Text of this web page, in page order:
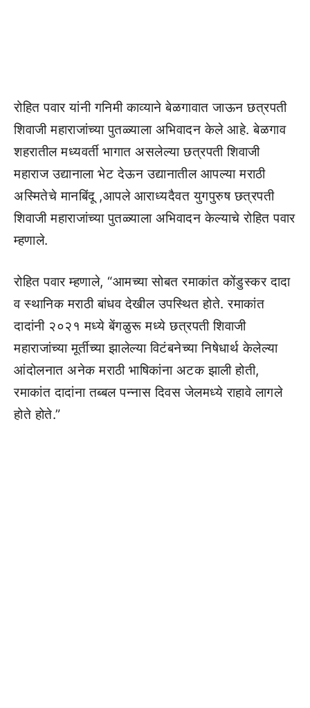
रोहित पवार यांनी गनिमी काव्याने बेळगावात जाऊन छत्रपती
शिवाजी महाराजांच्या पुतळ्याला अभिवादन केले आहे. बेळगाव
शहरातील मध्यवर्ती भागात असलेल्या छत्रपती शिवाजी
महाराज उद्यानाला भेट देऊन उद्यानातील आपल्या मराठी
अस्मितेचे मानबिंदू ,आपले आराध्यदैवत युगपुरुष छत्रपती
शिवाजी महाराजांच्या पुतळ्याला अभिवादन केल्याचे रोहित पवार
म्हणाले.
रोहित पवार म्हणाले, “आमच्या सोबत रमाकांत कोंडुस्कर दादा
व स्थानिक मराठी बांधव देखील उपस्थित होते. रमाकांत
दादांनी २०२१ मध्ये बेंगळुरू मध्ये छत्रपती शिवाजी
महाराजांच्या मूर्तीच्या झालेल्या विटंबनेच्या निषेधार्थ केलेल्या
आंदोलनात अनेक मराठी भाषिकांना अटक झाली होती,
रमाकांत दादांना तब्बल पन्नास दिवस जेलमध्ये राहावे लागले
होते होते.”